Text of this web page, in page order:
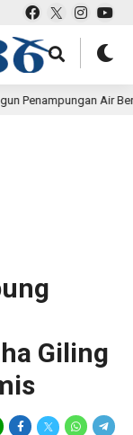
Air Bersama
Giling